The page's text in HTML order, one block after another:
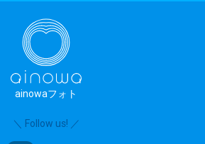
ainowaフォト
＼ Follow us! ／